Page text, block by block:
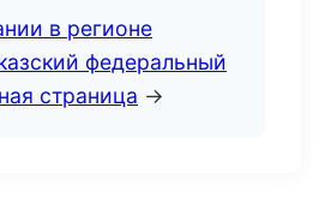
в регионе
федеральный
страница →